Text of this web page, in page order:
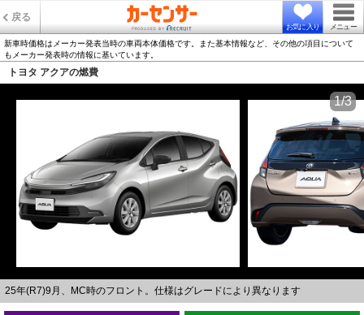
戻る
お気に入り メニュー
新車時価格はメーカー発表当時の車両本体価格です。また基本情報など、その他の項目について
もメーカー発表時の情報に基いています。
トヨタ アクアの燃費
25年(R7)9月、MC時のフロント。仕様はグレードにより異なります
1/3